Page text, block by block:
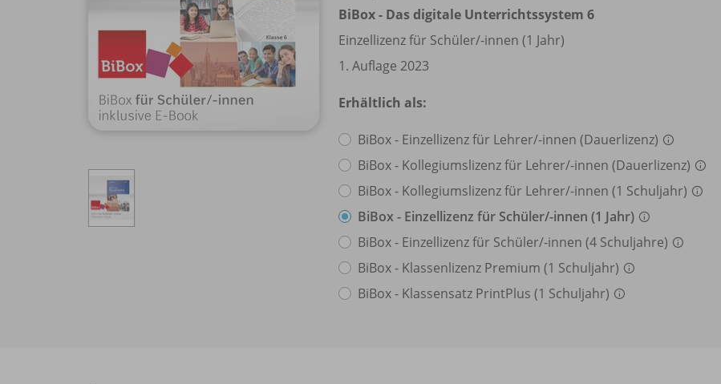
BiBox - Das digitale Unterrichtssystem 6
Einzellizenz für Schüler/-innen (1 Jahr)
1. Auflage 2023
Erhältlich als:
BiBox - Einzellizenz für Lehrer/-innen (Dauerlizenz)
BiBox - Kollegiumslizenz für Lehrer/-innen (Dauerlizenz)
BiBox - Kollegiumslizenz für Lehrer/-innen (1 Schuljahr)
BiBox - Einzellizenz für Schüler/-innen (1 Jahr)
BiBox - Einzellizenz für Schüler/-innen (4 Schuljahre)
BiBox - Klassenlizenz Premium (1 Schuljahr)
BiBox - Klassensatz PrintPlus (1 Schuljahr)